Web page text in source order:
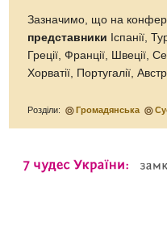
Зазначимо, що на
представники Іспанії,
Греції, Франції, Швеції,
Хорватії, Португалії,
Розділи: Громадянська